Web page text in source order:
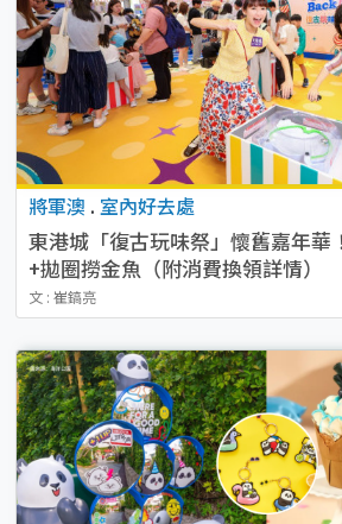
將軍澳 . 室內好去處
東港城「復古玩味祭」懷舊嘉年華
+拋圈撈金魚（附消費換領詳情）
文 : 崔鎬亮